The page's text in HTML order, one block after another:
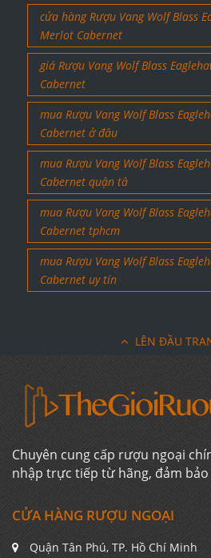
cửa hàng Rượu Vang Wolf Blass
Merlot Cabernet
giá Rượu Vang Wolf Blass
Cabernet
mua Rượu Vang Wolf Blass
Cabernet ở đâu
mua Rượu Vang Wolf Blass
Cabernet quận tâ
mua Rượu Vang Wolf Blass
Cabernet tphcm
mua Rượu Vang Wolf Blass
Cabernet uy tín
LÊN ĐẦU
Chuyên cung cấp rượu ngoại
nhập trực tiếp từ hãng, đảm
CỬA HÀNG RƯỢU NGOẠI
Quận Tân Phú, TP. Hồ Chí Minh